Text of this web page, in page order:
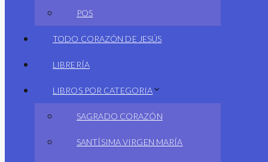
POS
TODO CORAZÓN DE JESÚS
LIBRERÍA
LIBROS POR CATEGORIA
SAGRADO CORAZÓN
SANTÍSIMA VIRGEN MARÍA